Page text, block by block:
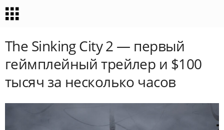
The Sinking City 2 — первый
геймплейный трейлер и $100
тысяч за несколько часов